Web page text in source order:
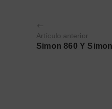
Artículo anterior
Simon 860 Y